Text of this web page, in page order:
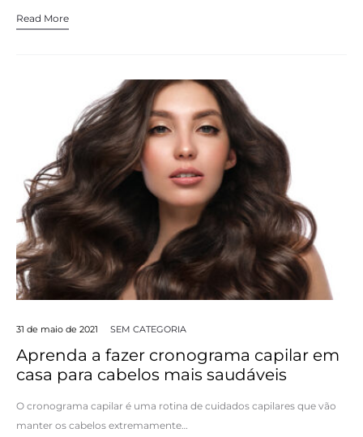
Read More
31 de maio de 2021 SEM CATEGORIA
Aprenda a fazer cronograma capilar em
casa para cabelos mais saudáveis
O cronograma capilar é uma rotina de cuidados capilares que vão
manter os cabelos extremamente…